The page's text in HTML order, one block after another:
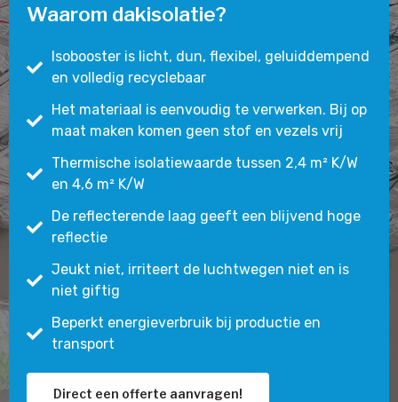
Waarom dakisolatie?
Isobooster is licht, dun, flexibel, geluiddempend
en volledig recyclebaar
Het materiaal is eenvoudig te verwerken. Bij op
maat maken komen geen stof en vezels vrij
Thermische isolatiewaarde tussen 2,4 m² K/W
en 4,6 m² K/W
De reflecterende laag geeft een blijvend hoge
reflectie
Jeukt niet, irriteert de luchtwegen niet en is
niet giftig
Beperkt energieverbruik bij productie en
transport
Direct een offerte aanvragen!